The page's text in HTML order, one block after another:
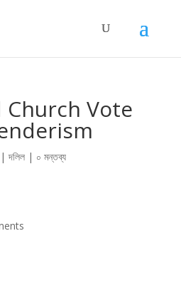
Church Vote
|দলিল| ০ মন্তব্য